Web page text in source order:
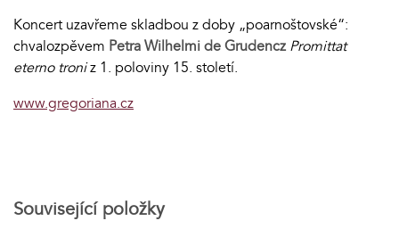
Koncert uzavřeme skladbou z doby „poarnoštovské“:
chvalozpěvem Petra Wilhelmi de Grudencz Promittat
eterno troniz 1. poloviny 15. století.
www.gregoriana.cz
Související položky